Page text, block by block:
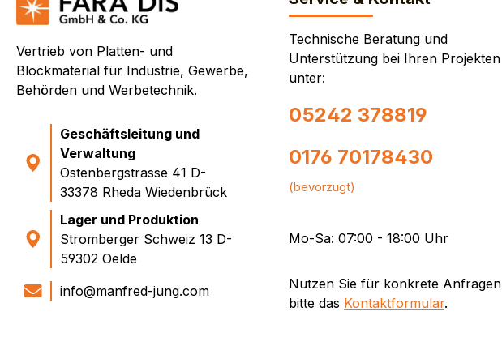
Vertrieb von Platten- und
Blockmaterial für Industrie, Gewerbe,
Behörden und Werbetechnik.
Geschäftsleitung und
Verwaltung
Ostenbergstrasse 41 D-
33378 Rheda Wiedenbrück
Lager und Produktion
Stromberger Schweiz 13 D-
59302 Oelde
info@manfred-jung.com
Technische Beratung und
Unterstützung bei Ihren Projekten
unter:
05242 378819
0176 70178430
(bevorzugt)
Mo-Sa: 07:00 - 18:00 Uhr
Nutzen Sie für konkrete Anfragen
bitte das Kontaktformular.